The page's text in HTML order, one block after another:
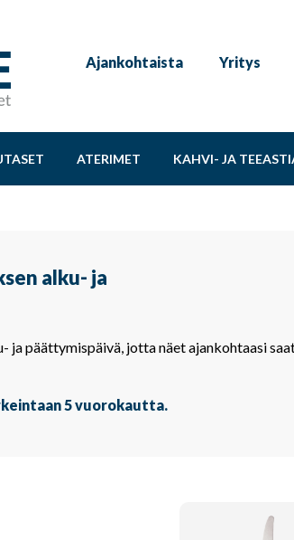
Ajankohtaista Yritys
ATERIMET KAHVI- JA
alku- ja
ja päättymispäivä, jotta näet ajankohtaasi
5 vuorokautta.